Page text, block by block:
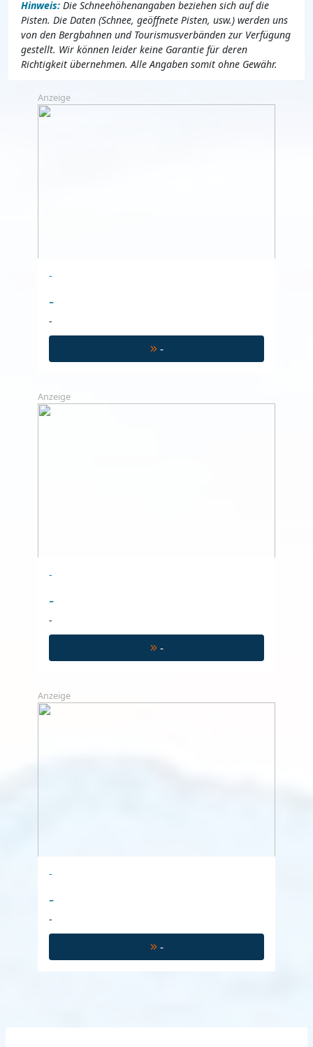
Hinweis: Die Schneehöhenangaben beziehen sich auf die
Pisten. Die Daten (Schnee, geöffnete Pisten, usw.) werden uns
von den Bergbahnen und Tourismusverbänden zur Verfügung
gestellt. Wir können leider keine Garantie für deren
Richtigkeit übernehmen. Alle Angaben somit ohne Gewähr.
Anzeige
-
-
-
-
Anzeige
-
-
-
-
Anzeige
-
-
-
-